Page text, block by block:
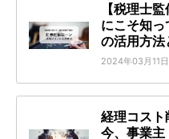
【税理士
にこそ知
の活用方法
2024年03月11日
経理コスト
今、事業主